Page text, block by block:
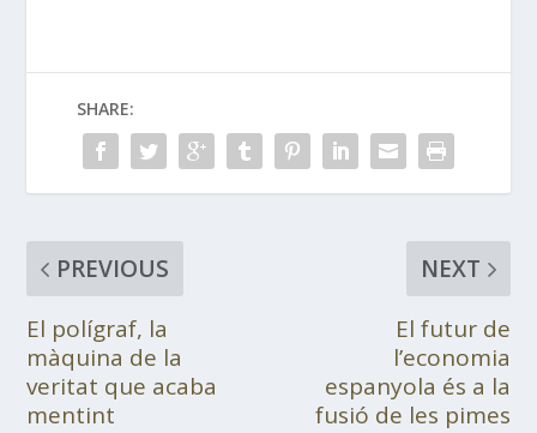
SHARE:
PREVIOUS
El polígraf, la
màquina de la
veritat que acaba
mentint
NEXT
El futur de
l’economia
espanyola és a la
fusió de les pimes